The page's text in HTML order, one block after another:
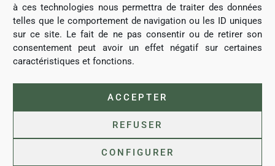
à ces technologies nous permettra de traiter des données
telles que le comportement de navigation ou les ID uniques
sur ce site. Le fait de ne pas consentir ou de retirer son
consentement peut avoir un effet négatif sur certaines
caractéristiques et fonctions.
ACCEPTER
REFUSER
CONFIGURER
L’abus d’alcool est dangereux pour la santé, à consommer avec